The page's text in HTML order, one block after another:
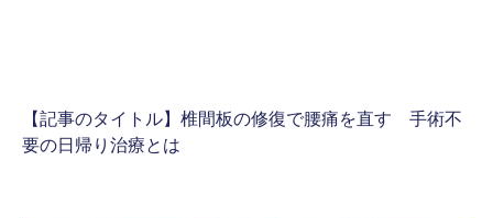
【記事のタイトル】椎間板の修復で腰痛を直す 手術不
要の日帰り治療とは